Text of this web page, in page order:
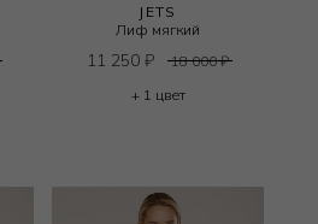
JETS
Лиф мягкий
11 250 ₽ 18 000₽
+ 1 цвет